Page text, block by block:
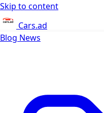
Skip to content
Cars.ad
Blog News